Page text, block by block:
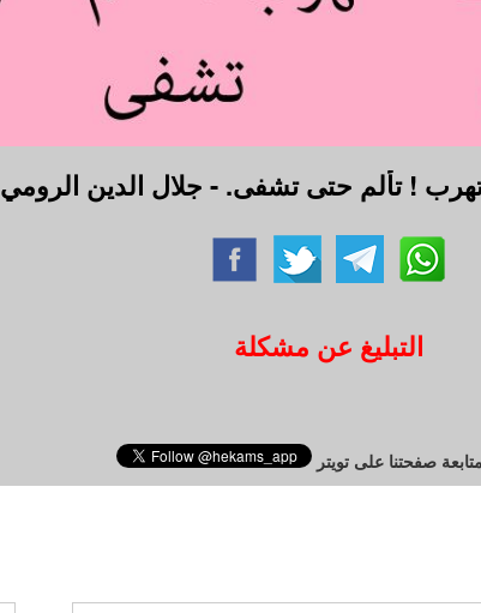
! تألم حتى تشفى. - جلال الدين الرومي
التبليغ عن مشكلة
صفحتنا على تويتر